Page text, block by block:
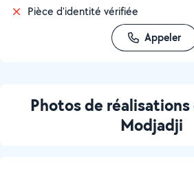
Pièce d'identité vérifiée
Appeler
Photos de réalisations
Modjadji